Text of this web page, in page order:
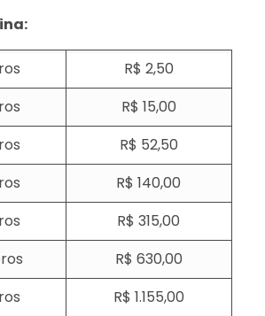
R$ 2,50
R$ 15,00
R$ 52,50
R$ 140,00
R$ 315,00
R$ 630,00
R$ 1.155,00